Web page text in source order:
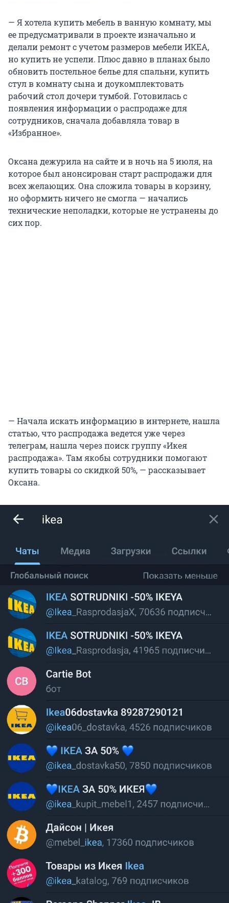
— Я хотела купить мебель в ванную комнату, мы
ее предусматривали в проекте изначально и
делали ремонт с учетом размеров мебели ИКЕА,
но купить не успели. Плюс давно в планах было
обновить постельное белье для спальни, купить
стул в комнату сына и доукомплектовать
рабочий стол дочери тумбой. Готовилась с
появления информации о распродаже для
сотрудников, сначала добавляла товар в
«Избранное».
Оксана дежурила на сайте и в ночь на 5 июля, на
которое был анонсирован старт распродажи для
всех желающих. Она сложила товары в корзину,
но оформить ничего не смогла — начались
технические неполадки, которые не устранены до
сих пор.
— Начала искать информацию в интернете, нашла
статью, что распродажа ведется уже через
телеграм, нашла через поиск группу «Икея
распродажа». Там якобы сотрудники помогают
купить товары со скидкой 50%, — рассказывает
Оксана.